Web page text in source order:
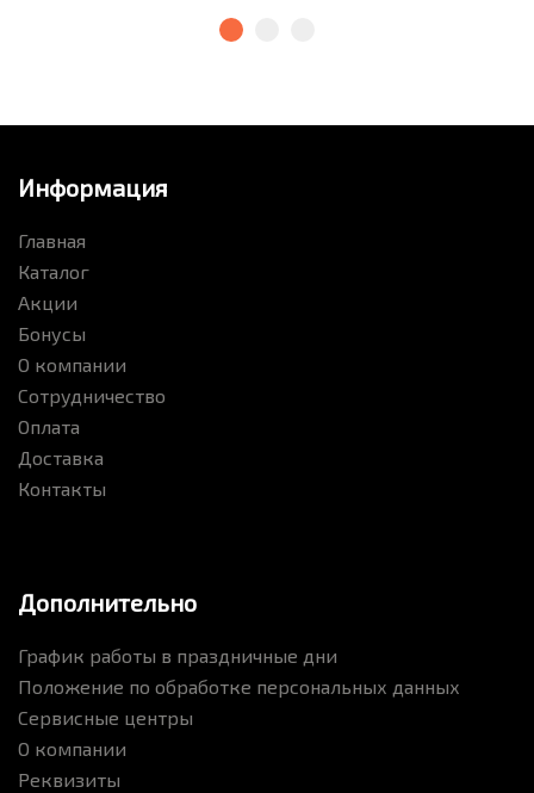
Информация
Главная
Каталог
Акции
Бонусы
О компании
Сотрудничество
Оплата
Доставка
Контакты
Дополнительно
График работы в праздничные дни
Положение по обработке персональных данных
Сервисные центры
О компании
Реквизиты